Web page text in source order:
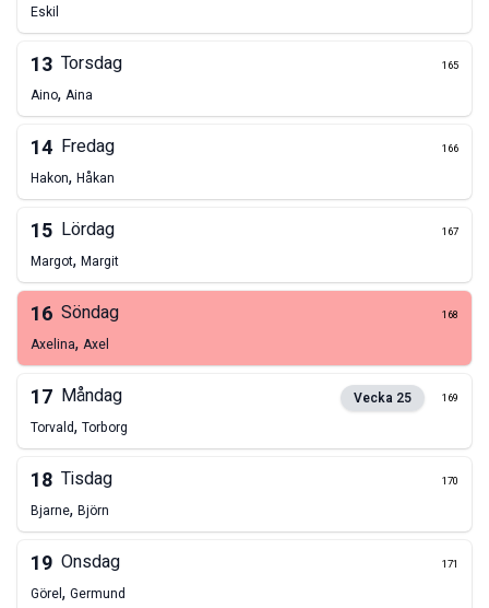
Eskil
13 Torsdag 165
Aino, Aina
14 Fredag 166
Hakon, Håkan
15 Lördag 167
Margot, Margit
16 Söndag 168
Axelina, Axel
17 Måndag Vecka 25 169
Torvald, Torborg
18 Tisdag 170
Bjarne, Björn
19 Onsdag 171
Görel, Germund